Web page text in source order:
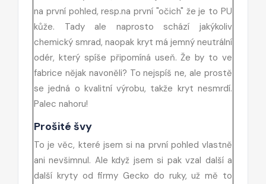
na první pohled, resp.na první "očich" že je to PU
kůže. Tady ale naprosto schází jakýkoliv
chemický smrad, naopak kryt má jemný neutrální
odér, který spíše připomíná useň. Že by to ve
fabrice nějak navoněli? To nejspíš ne, ale prostě
se jedná o kvalitní výrobu, takže kryt nesmrdí.
Palec nahoru!
Prošité švy
To je věc, které jsem si na první pohled vlastně
ani nevšimnul. Ale když jsem si pak vzal další a
další kryty od firmy Gecko do ruky, už mě to